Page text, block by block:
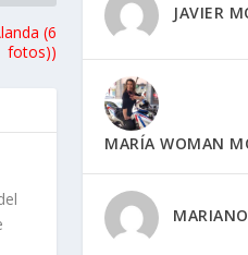
(6
fotos))
JAVIER
MARÍA WOMAN